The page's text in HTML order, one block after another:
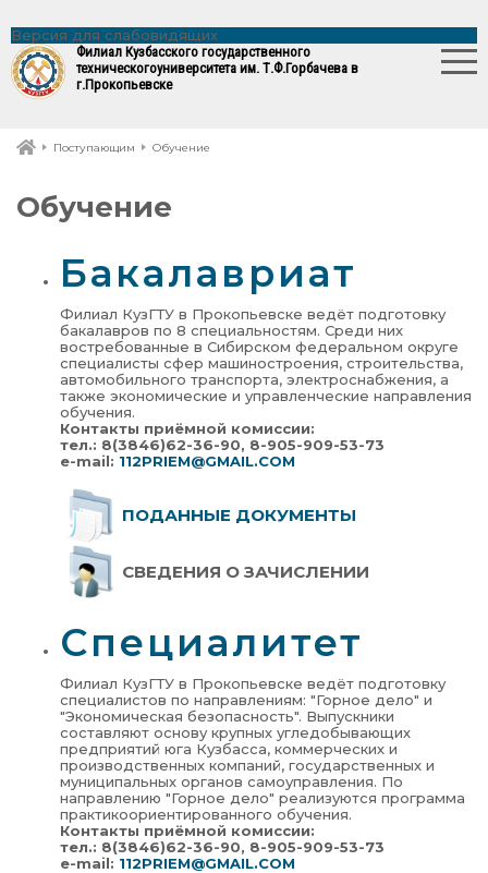
Версия для слабовидящих
Филиал Кузбасского государственного
техническогоуниверситета им. Т.Ф.Горбачева в
г.Прокопьевске
Поступающим Обучение
Обучение
Бакалавриат
Филиал КузГТУ в Прокопьевске ведёт подготовку
бакалавров по 8 специальностям. Среди них
востребованные в Сибирском федеральном округе
специалисты сфер машиностроения, строительства,
автомобильного транспорта, электроснабжения, а
также экономические и управленческие направления
обучения.
Контакты приёмной комиссии:
тел.: 8(3846)62-36-90, 8-905-909-53-73
e-mail: 112PRIEM@GMAIL.COM
ПОДАННЫЕ ДОКУМЕНТЫ
СВЕДЕНИЯ О ЗАЧИСЛЕНИИ
Специалитет
Филиал КузГТУ в Прокопьевске ведёт подготовку
специалистов по направлениям: "Горное дело" и
"Экономическая безопасность". Выпускники
составляют основу крупных угледобывающих
предприятий юга Кузбасса, коммерческих и
производственных компаний, государственных и
муниципальных органов самоуправления. По
направлению "Горное дело" реализуются программа
практикоориентированного обучения.
Контакты приёмной комиссии:
тел.: 8(3846)62-36-90, 8-905-909-53-73
e-mail: 112PRIEM@GMAIL.COM